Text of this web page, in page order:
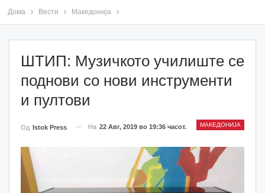
Дома Вести Македонија
ШТИП: Музичкото училиште се
поднови со нови инструменти
и пултови
МАКЕДОНИЈА
Од Istok Press На 22 Авг, 2019 во 19:36 часот.